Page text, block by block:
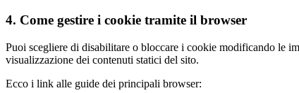
4. Come gestire i cookie tramite il browser
Puoi scegliere di disabilitare o bloccare i cookie modificando le
visualizzazione dei contenuti statici del sito.
Ecco i link alle guide dei principali browser: